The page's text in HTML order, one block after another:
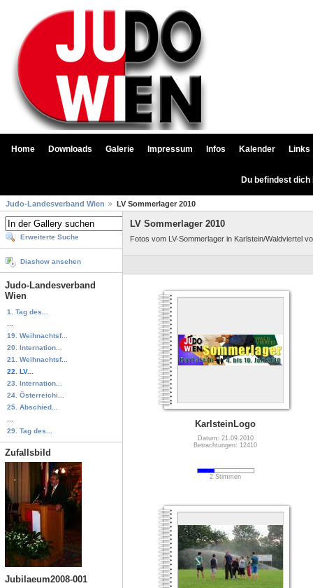
Home Downloads Galerie Impressum Infos Kalender Links
Du befindest
Judo-Landesverband Wien LV Sommerlager 2010
Erweiterte Suche
Diashow ansehen
Judo-Landesverband
Wien
1. Tag des...
19. Weihnachtsf...
20. Internation...
21. Weihnachtsf...
22. LV...
23. Internation...
24. Österreichi...
25. Abschied...
29. Tag des...
Zufallsbild
Jubilaeum2008-001
LV Sommerlager 2010
Fotos vom LV-Sommerlager in Karlstein/Waldviertel
KarlsteinLogo
Datum: 21.09.2010
Betrachtungen: 12410
2 Stimmen